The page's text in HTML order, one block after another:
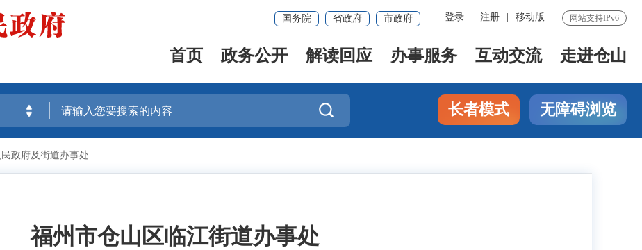
网站支持IPv6
登录 注册 移动版
国务院 省政府 市政府
首页 政务公开 解读回应 办事服务 互动交流 走进仓山
 长者模式 无障碍浏览
政府及街道办事处
福州市仓山区临江街道办事处